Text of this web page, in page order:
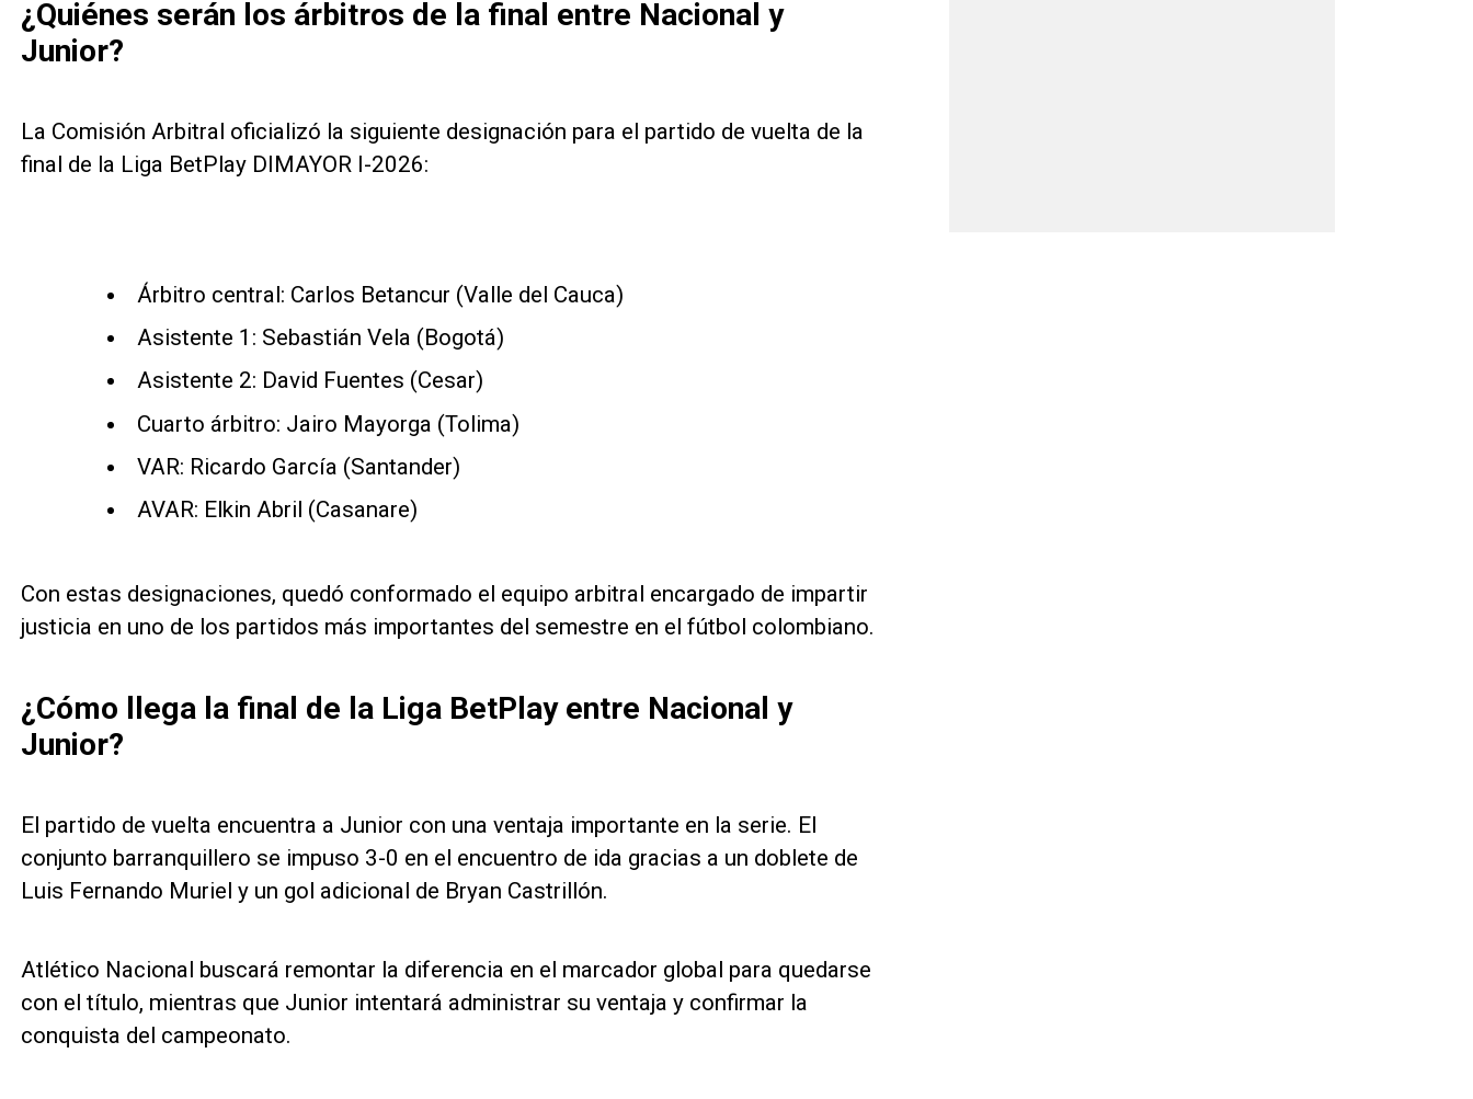
¿Quiénes serán los árbitros de la final entre Nacional y
Junior?
La Comisión Arbitral oficializó la siguiente designación para el partido de vuelta de la
final de la Liga BetPlay DIMAYOR I-2026:
Árbitro central: Carlos Betancur (Valle del Cauca)
Asistente 1: Sebastián Vela (Bogotá)
Asistente 2: David Fuentes (Cesar)
Cuarto árbitro: Jairo Mayorga (Tolima)
VAR: Ricardo García (Santander)
AVAR: Elkin Abril (Casanare)
Con estas designaciones, quedó conformado el equipo arbitral encargado de impartir
justicia en uno de los partidos más importantes del semestre en el fútbol colombiano.
¿Cómo llega la final de la Liga BetPlay entre Nacional y
Junior?
El partido de vuelta encuentra a Junior con una ventaja importante en la serie. El
conjunto barranquillero se impuso 3-0 en el encuentro de ida gracias a un doblete de
Luis Fernando Muriel y un gol adicional de Bryan Castrillón.
Atlético Nacional buscará remontar la diferencia en el marcador global para quedarse
con el título, mientras que Junior intentará administrar su ventaja y confirmar la
conquista del campeonato.